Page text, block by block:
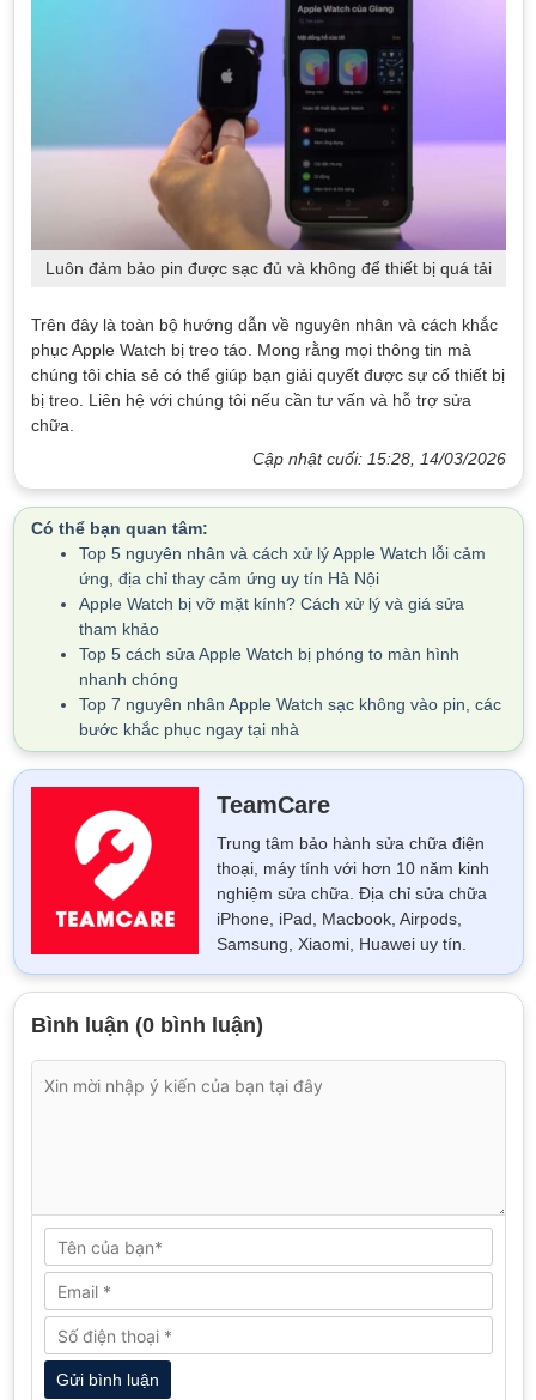
Luôn đảm bảo pin được sạc đủ và không để thiết bị quá tải
Trên đây là toàn bộ hướng dẫn về nguyên nhân và cách khắc
phục Apple Watch bị treo táo. Mong rằng mọi thông tin mà
chúng tôi chia sẻ có thể giúp bạn giải quyết được sự cố thiết bị
bị treo. Liên hệ với chúng tôi nếu cần tư vấn và hỗ trợ sửa
chữa.
Cập nhật cuối: 15:28, 14/03/2026
Có thể bạn quan tâm:
Top 5 nguyên nhân và cách xử lý Apple Watch lỗi cảm
ứng, địa chỉ thay cảm ứng uy tín Hà Nội
Apple Watch bị vỡ mặt kính? Cách xử lý và giá sửa
tham khảo
Top 5 cách sửa Apple Watch bị phóng to màn hình
nhanh chóng
Top 7 nguyên nhân Apple Watch sạc không vào pin, các
bước khắc phục ngay tại nhà
TeamCare
Trung tâm bảo hành sửa chữa điện
thoại, máy tính với hơn 10 năm kinh
nghiệm sửa chữa. Địa chỉ sửa chữa
iPhone, iPad, Macbook, Airpods,
Samsung, Xiaomi, Huawei uy tín.
Bình luận (0 bình luận)